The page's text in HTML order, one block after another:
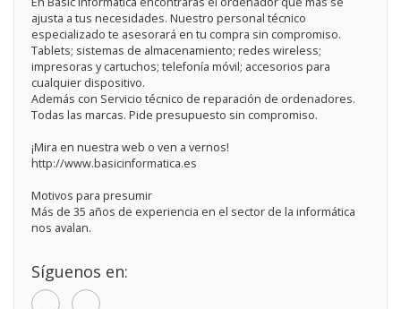
ajusta a tus necesidades. Nuestro personal técnico
especializado te asesorará en tu compra sin compromiso.
Tablets; sistemas de almacenamiento; redes wireless;
impresoras y cartuchos; telefonía móvil; accesorios para
cualquier dispositivo.
Además con Servicio técnico de reparación de ordenadores.
Todas las marcas. Pide presupuesto sin compromiso.
¡Mira en nuestra web o ven a vernos!
http://www.basicinformatica.es
Motivos para presumir
Más de 35 años de experiencia en el sector de la informática
nos avalan.
Síguenos en: